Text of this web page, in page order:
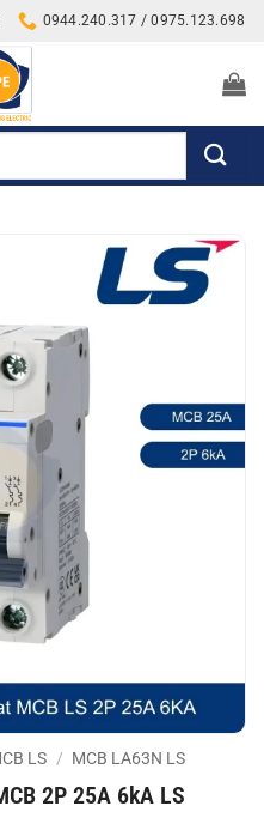
0944.240.317 / 0975.123.698
LS / MCB LA63N LS
2P 25A 6kA LS